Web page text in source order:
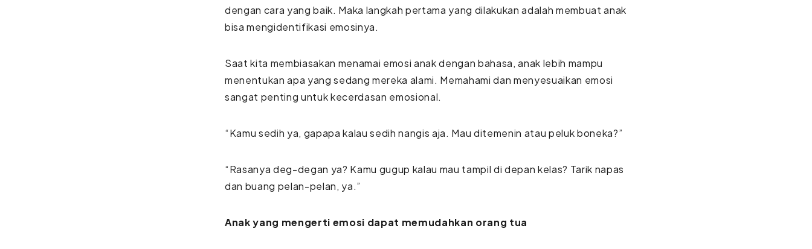
dengan cara yang baik. Maka langkah pertama yang dilakukan adalah membuat anak
bisa mengidentifikasi emosinya.
Saat kita membiasakan menamai emosi anak dengan bahasa, anak lebih mampu
menentukan apa yang sedang mereka alami. Memahami dan menyesuaikan emosi
sangat penting untuk kecerdasan emosional.
“Kamu sedih ya, gapapa kalau sedih nangis aja. Mau ditemenin atau peluk boneka?”
“Rasanya deg-degan ya? Kamu gugup kalau mau tampil di depan kelas? Tarik napas
dan buang pelan-pelan, ya.”
Anak yang mengerti emosi dapat memudahkan orang tua